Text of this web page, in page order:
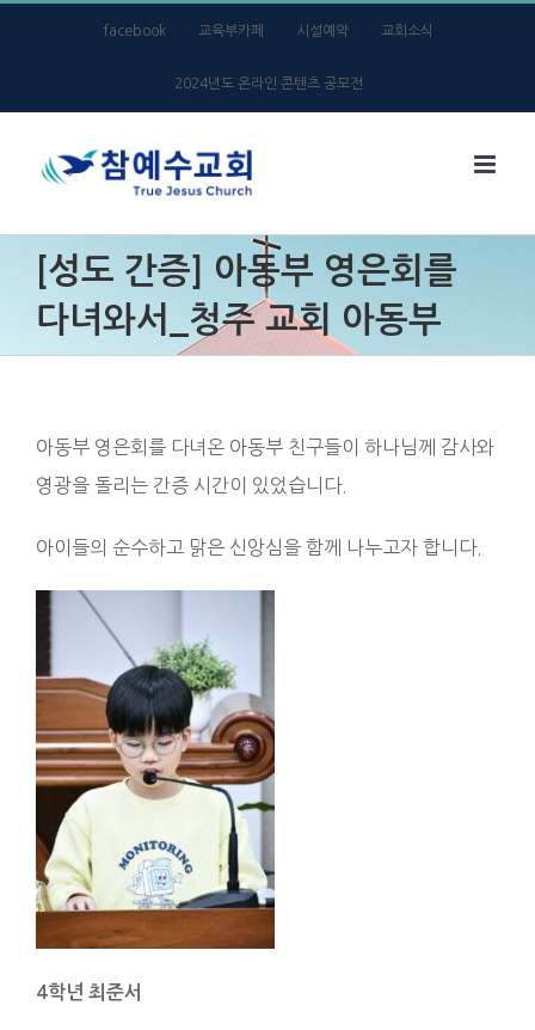
facebook 교육부카페 시설예약 교회소식
2024년도 온라인 콘텐츠 공모전
[성도 간증] 아동부 영은회를
다녀와서_청주 교회 아동부
아동부 영은회를 다녀온 아동부 친구들이 하나님께 감사와
영광을 돌리는 간증 시간이 있었습니다.
아이들의 순수하고 맑은 신앙심을 함께 나누고자 합니다.
4학년 최준서